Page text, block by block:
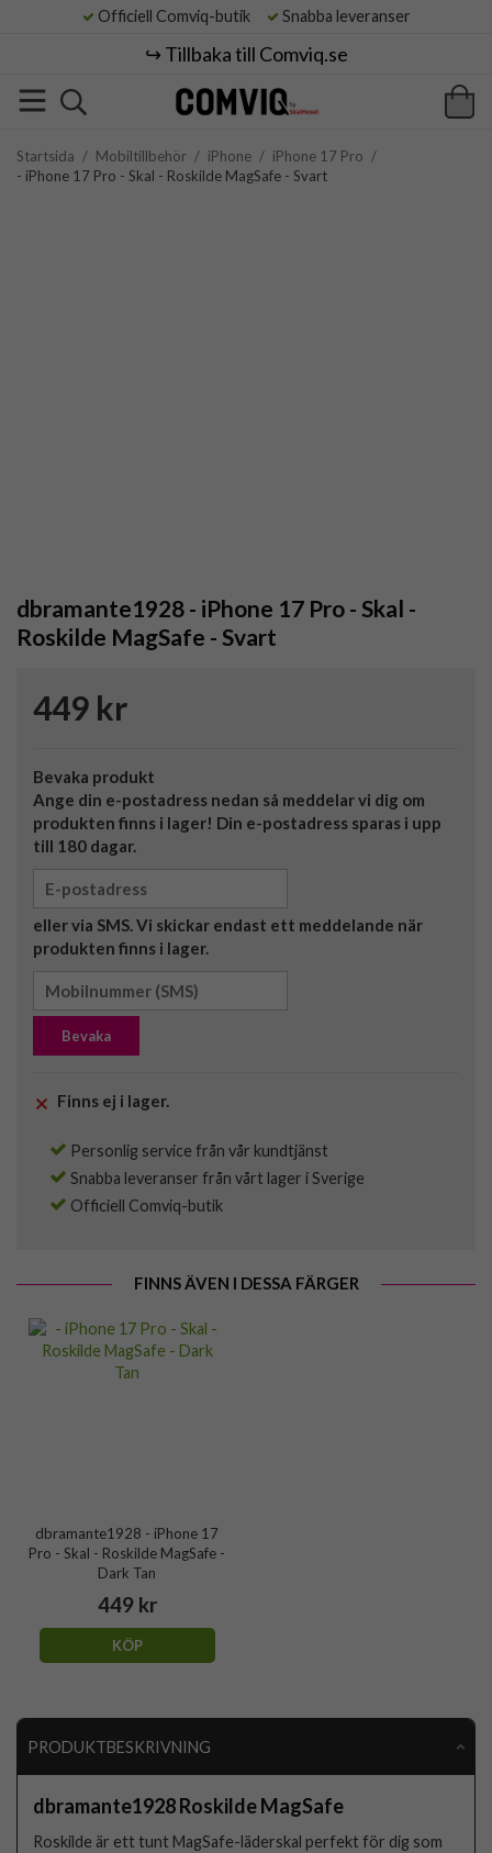
Officiell Comviq-butik Snabba leveranser
↪️ Tillbaka till Comviq.se
Startsida / Mobiltillbehör / iPhone / iPhone 17 Pro /
- iPhone 17 Pro - Skal - Roskilde MagSafe - Svart
dbramante1928 - iPhone 17 Pro - Skal -
Roskilde MagSafe - Svart
449 kr
Bevaka produkt
Ange din e-postadress nedan så meddelar vi dig om
produkten finns i lager! Din e-postadress sparas i upp
till 180 dagar.
eller via SMS. Vi skickar endast ett meddelande när
produkten finns i lager.
Bevaka
Finns ej i lager.
Personlig service från vår kundtjänst
Snabba leveranser från vårt lager i Sverige
Officiell Comviq-butik
FINNS ÄVEN I DESSA FÄRGER
dbramante1928 - iPhone 17
Pro - Skal - Roskilde MagSafe -
Dark Tan
449 kr
KÖP
PRODUKTBESKRIVNING
dbramante1928 Roskilde MagSafe
Roskilde är ett tunt MagSafe-läderskal perfekt för dig som